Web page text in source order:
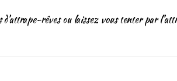
d’attrape-rêvesou laissez vous tenter par l’